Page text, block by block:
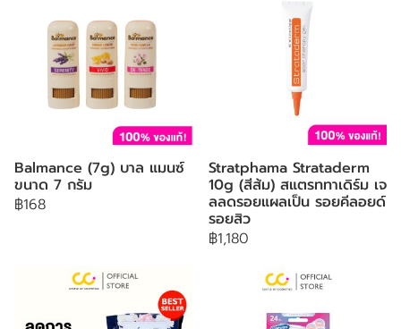
Balmance (7g) บาล แมนซ์
ขนาด 7 กรัม
฿168
Stratphama Strataderm
10g (สีส้ม) สแตรททาเดิร์ม เจ
ลลดรอยแผลเป็น รอยคีลอยด์
รอยสิว
฿1,180